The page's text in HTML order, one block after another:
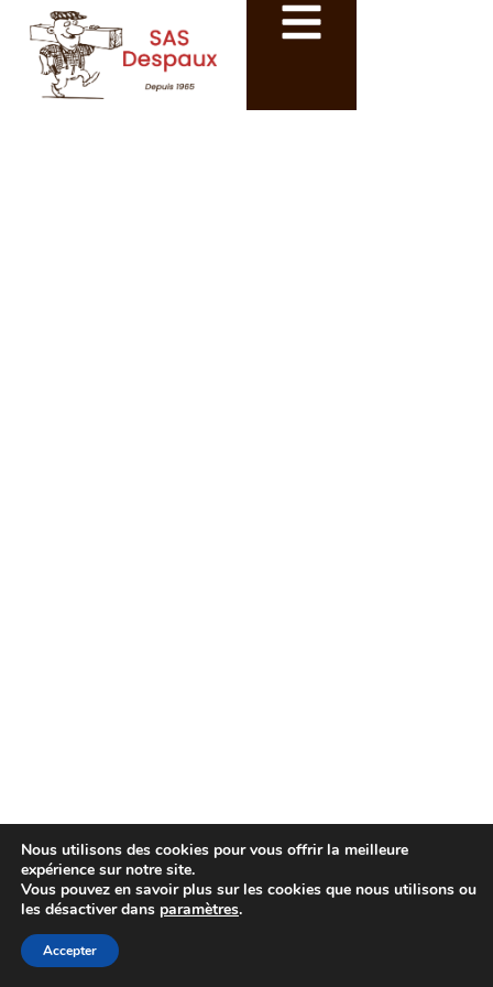
Nous utilisons des cookies pour vous offrir la meilleure
expérience sur notre site.
Vous pouvez en savoir plus sur les cookies que nous utilisons ou
les désactiver dans paramètres.
Accepter